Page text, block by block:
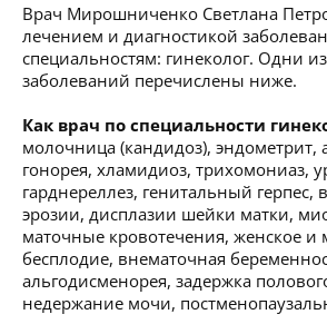
Врач Мирошниченко Светлана
лечением и диагностикой
специальностям: гинеколог. Одни
заболеваний перечислены ниже.
Как врач по специальности
молочница (кандидоз), эндометрит,
гонорея, хламидиоз, трихомониаз,
гарднереллез, генитальный герпес,
эрозии, дисплазии шейки матки,
маточные кровотечения, женское и
бесплодие, внематочная
альгодисменорея, задержка
недержание мочи,